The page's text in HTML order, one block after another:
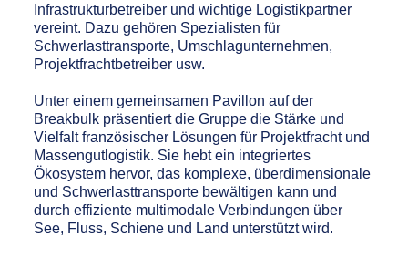
Infrastrukturbetreiber und wichtige Logistikpartner
vereint. Dazu gehören Spezialisten für
Schwerlasttransporte, Umschlagunternehmen,
Projektfrachtbetreiber usw.
Unter einem gemeinsamen Pavillon auf der
Breakbulk präsentiert die Gruppe die Stärke und
Vielfalt französischer Lösungen für Projektfracht und
Massengutlogistik. Sie hebt ein integriertes
Ökosystem hervor, das komplexe, überdimensionale
und Schwerlasttransporte bewältigen kann und
durch effiziente multimodale Verbindungen über
See, Fluss, Schiene und Land unterstützt wird.